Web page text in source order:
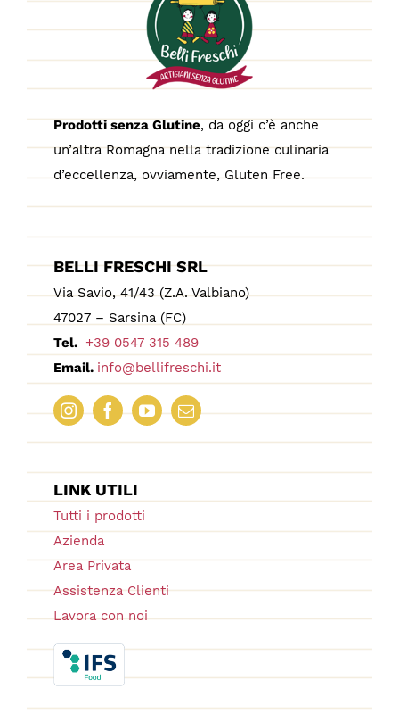
Prodotti senza Glutine, da oggi c’è anche
un’altra Romagna nella tradizione culinaria
d’eccellenza, ovviamente, Gluten Free.
BELLI FRESCHI SRL
Via Savio, 41/43 (Z.A. Valbiano)
47027 – Sarsina (FC)
Tel. +39 0547 315 489
Email. info@bellifreschi.it
LINK UTILI
Tutti i prodotti
Azienda
Area Privata
Assistenza Clienti
Lavora con noi